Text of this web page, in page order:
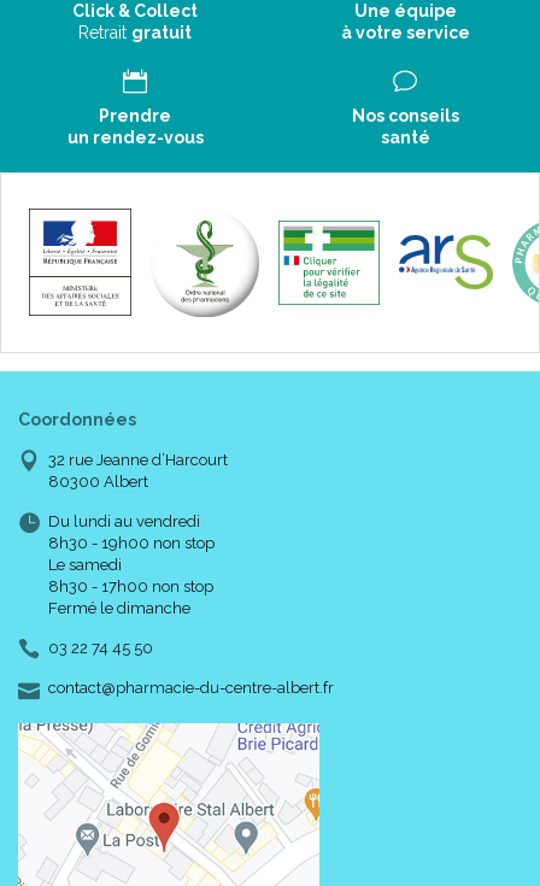
Click & Collect
Retrait gratuit
Une équipe
à votre service
Prendre
un rendez-vous
Nos conseils
santé
Coordonnées
32 rue Jeanne d’Harcourt
80300 Albert
Du lundi au vendredi
8h30 - 19h00 non stop
Le samedi
8h30 - 17h00 non stop
Fermé le dimanche
03 22 74 45 50
contact-
@-
pharmacie-du-centre-albert.fr